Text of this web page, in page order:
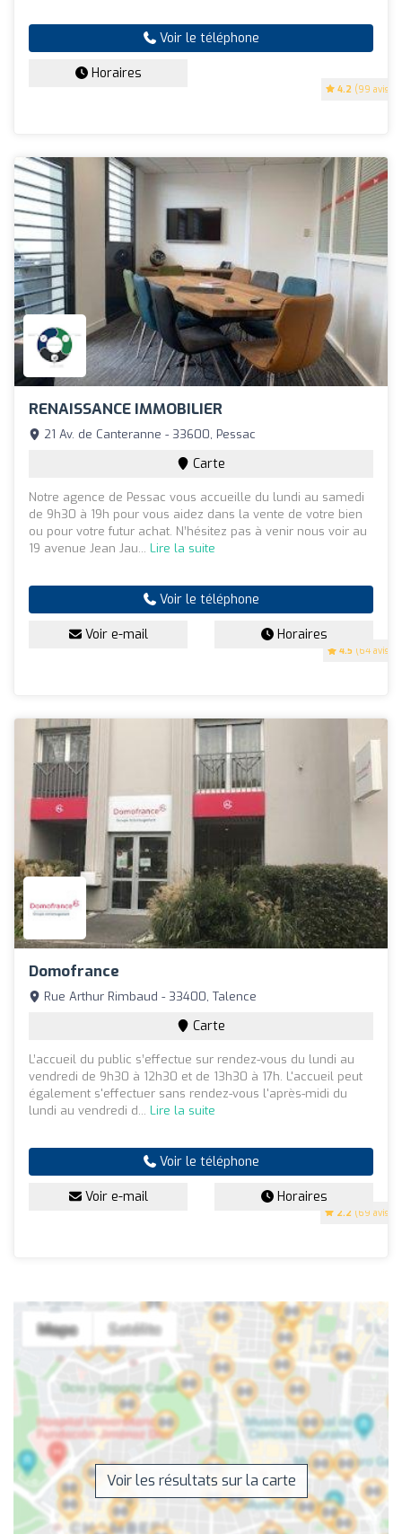
4.2 (99 avis)
Voir le téléphone
Horaires
RENAISSANCE IMMOBILIER
4.5 (64 avis)
21 Av. de Canteranne - 33600, Pessac
Carte
Notre agence de Pessac vous accueille du lundi au samedi
de 9h30 à 19h pour vous aidez dans la vente de votre bien
ou pour votre futur achat. N’hésitez pas à venir nous voir au
19 avenue Jean Jau... Lire la suite
Voir le téléphone
Voir e-mail Horaires
Domofrance
2.2 (69 avis)
Rue Arthur Rimbaud - 33400, Talence
Carte
L’accueil du public s’effectue sur rendez-vous du lundi au
vendredi de 9h30 à 12h30 et de 13h30 à 17h. L'accueil peut
également s'effectuer sans rendez-vous l'après-midi du
lundi au vendredi d... Lire la suite
Voir le téléphone
Voir e-mail Horaires
Voir les résultats sur la carte